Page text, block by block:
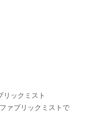
リックミスト
ァブリックミストで